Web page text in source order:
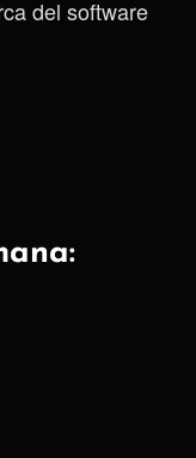
del software